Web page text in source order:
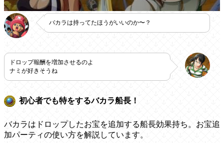
バカラは持ってたほうがいいのか〜？
ドロップ報酬を増加させるのよ
ナミが好きそうね
初心者でも特をするバカラ船長！
バカラはドロップしたお宝を追加する船長効果持ち。お宝追
加パーティの使い方を解説しています。